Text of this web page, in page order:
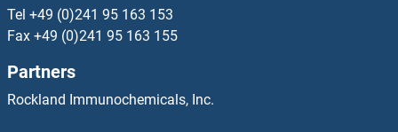
ADRB3 Kits ELISA
ADRBK2 Kits ELISA
Tel +49 (0)241 95 163 153
Fax +49 (0)241 95 163 155
Partners
Rockland Immunochemicals, Inc.